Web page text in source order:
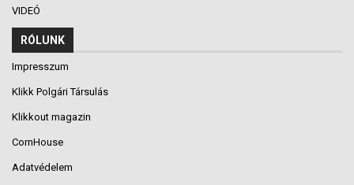
VIDEÓ
RÓLUNK
Impresszum
Klikk Polgári Társulás
Klikkout magazin
CornHouse
Adatvédelem